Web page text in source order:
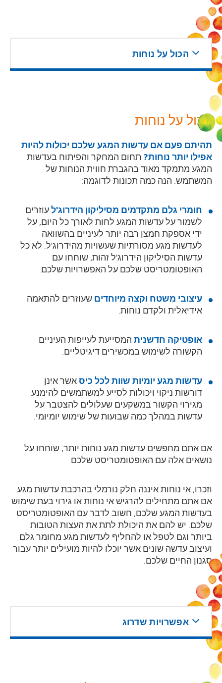
הכול על נוחות
הכול על נוחות
תהיתם פעם אם עדשות המגע שלכם יכולות להיות
אפילו יותר נוחות? תחום המחקר והפיתוח בעדשות
המגע מתמקד מאוד בהגברת חווית הנוחות של
המשתמש. הנה כמה תכונות לדוגמה:
חומרי גלם מתקדמים מסיליקון הידרוג'לעוזרים
לשמור על עדשות המגע לחות לאורך כל היום, על
ידי אספקת חמצן רבה יותר לעיניים בהשוואה
לעדשות מגע מסורתיות שעשויות מהידרוג'ל. לא כל
עדשות הסיליקון הידרוג'ל זהות, שוחחו עם
האופטומטריסט שלכם על האפשרויות שלכם.
עיצובי משטח וקצה מיוחדיםשעוזרים להתאמה
אידיאלית ולקדם נוחות.
אופטיקה חדשניתהמסייעת לעייפות העיניים
הקשורה לשימוש במכשירים דיגיטליים.
עדשות מגע יומיות שוות לכל כיסאשר אינן
דורשות ניקוי ויכולות לסייע למשתמשים להימנע
מגירוי הקשור במשקעים שעלולים להצטבר על
עדשות במהלך כמה שבועות של שימוש יומיומי.
אם אתם מחפשים עדשות מגע נוחות יותר, שוחחו על
נושאים אלה עם האופטומטריסט שלכם
וזכרו, אי נוחות איננה חלק נורמלי בהרכבת עדשות מגע.
אם אתם מתחילים להרגיש אי נוחות או גירוי בעת שימוש
בעדשות המגע שלכם, חשוב לדבר עם האופטומטריסט
שלכם. יש להם את היכולת לתת את העצות הטובות
ביותר וגם לטפל או להחליף לעדשות מגע מחומר גלם
ועיצוב עדשה שונים אשר יוכלו להיות מועילים יותר עבור
סגנון החיים שלכם.
אפשרויות שדרוג